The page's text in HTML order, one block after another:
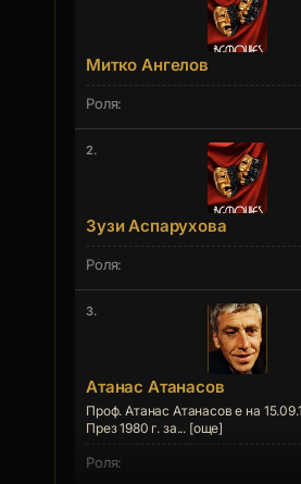
Митко Ангелов
2.
Зузи Аспарухова
3.
Атанас Атанасов
Проф. Атанас Атанасов е на
През 1980 г. за... [още]